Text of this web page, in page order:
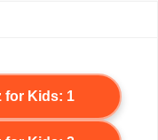
for Kids: 1